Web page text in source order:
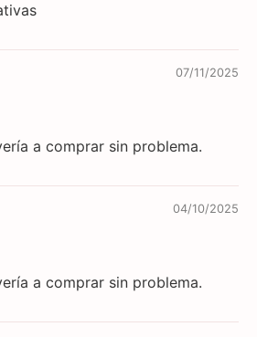
07/11/2025
a comprar sin problema.
04/10/2025
a comprar sin problema.